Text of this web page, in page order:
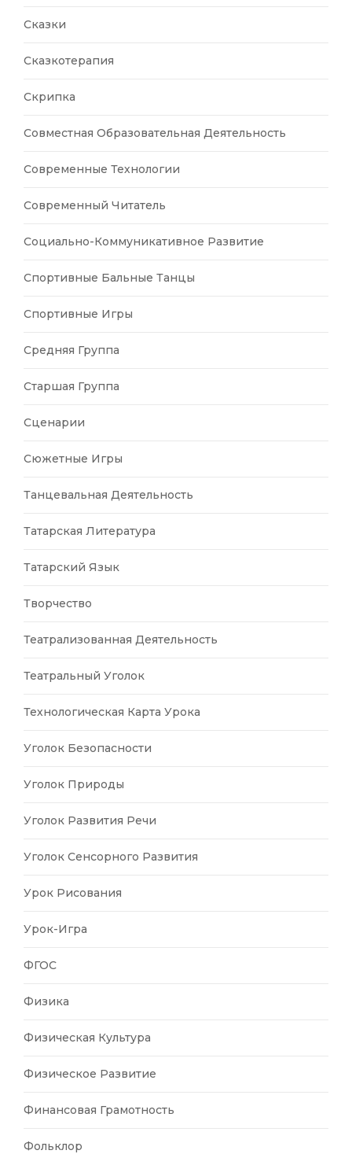
Сказки
Сказкотерапия
Скрипка
Совместная Образовательная Деятельность
Современные Технологии
Современный Читатель
Социально-Коммуникативное Развитие
Спортивные Бальные Танцы
Спортивные Игры
Средняя Группа
Старшая Группа
Сценарии
Сюжетные Игры
Танцевальная Деятельность
Татарская Литература
Татарский Язык
Творчество
Театрализованная Деятельность
Театральный Уголок
Технологическая Карта Урока
Уголок Безопасности
Уголок Природы
Уголок Развития Речи
Уголок Сенсорного Развития
Урок Рисования
Урок-Игра
ФГОС
Физика
Физическая Культура
Физическое Развитие
Финансовая Грамотность
Фольклор